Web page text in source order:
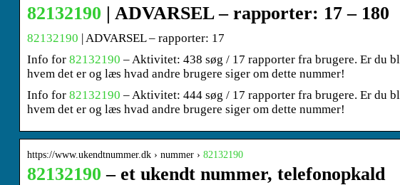
82132190 | ADVARSEL – rapporter: 17 – 180
82132190 | ADVARSEL – rapporter: 17
Info for 82132190 – Aktivitet: 438 søg / 17 rapporter fra brugere. Er du
hvem det er og læs hvad andre brugere siger om dette nummer!
Info for 82132190 – Aktivitet: 444 søg / 17 rapporter fra brugere. Er du
hvem det er og læs hvad andre brugere siger om dette nummer!
https://www.ukendtnummer.dk › nummer › 82132190
82132190 – et ukendt nummer, telefonopkald